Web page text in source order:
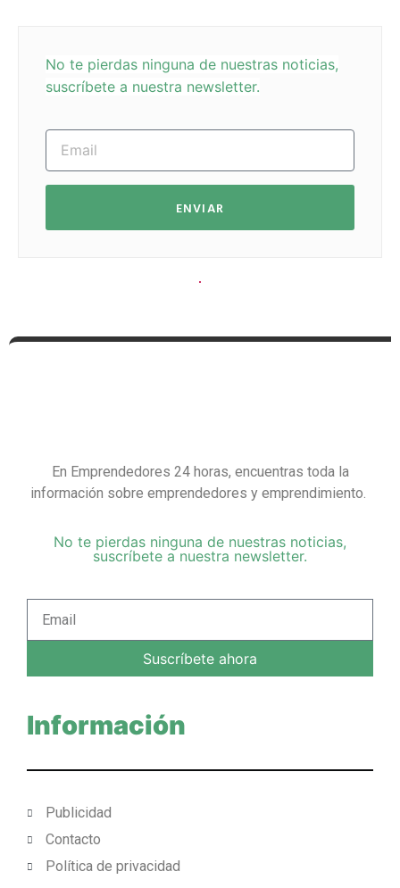
No te pierdas ninguna de nuestras noticias,
suscríbete a nuestra newsletter.
ENVIAR
En Emprendedores 24 horas, encuentras toda la
información sobre emprendedores y emprendimiento.
No te pierdas ninguna de nuestras noticias,
suscríbete a nuestra newsletter.
Suscríbete ahora
Información
Publicidad
Contacto
Política de privacidad